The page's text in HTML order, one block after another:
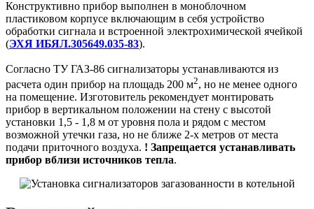
Конструктивно прибор выполнен в моноблочном
пластиковом корпусе включающим в себя устройство
обработки сигнала и встроенной электрохимической ячейкой
(ЭХЯ ИБЯЛ.305649.035-83).
Согласно ТУ ГАЗ-86 сигнализаторы устанавливаются из
расчета один прибор на площадь 200 м2, но не менее одного
на помещение. Изготовитель рекомендует монтировать
прибор в вертикальном положении на стену с высотой
установки 1,5 - 1,8 м от уровня пола и рядом с местом
возможной утечки газа, но не ближе 2-х метров от места
подачи приточного воздуха. ! Запрещается устанавливать
прибор вблизи источников тепла.